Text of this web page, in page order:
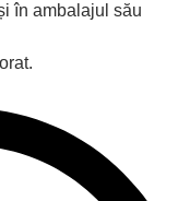
în ambalajul său